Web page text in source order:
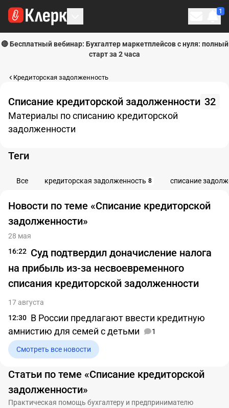
1
🔴 Бесплатный вебинар: Бухгалтер маркетплейсов с нуля: полный
старт за 2 часа
Кредиторская задолженность
Списание кредиторской задолженности 32
Материалы по списанию кредиторской
задолженности
Теги
Все кредиторская задолженность 8 списание
Новости по теме «Списание кредиторской
задолженности»
28 мая
16:22 Суд подтвердил доначисление налога
на прибыль из-за несвоевременного
списания кредиторской задолженности
17 августа
12:30 В России предлагают ввести кредитную
амнистию для семей с детьми
1
Смотреть все новости
Статьи по теме «Списание кредиторской
задолженности»
Практическая помощь бухгалтеру и предпринимателю